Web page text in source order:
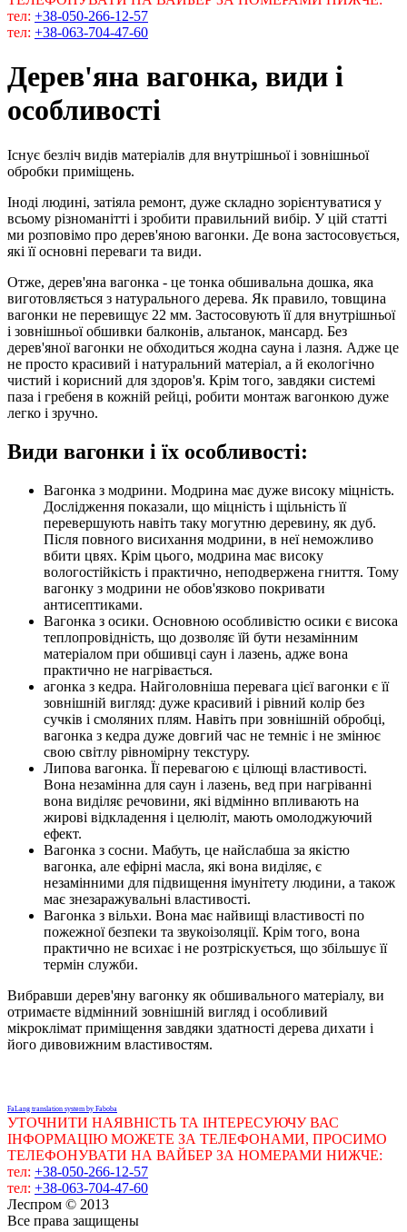
тел: +38-050-266-12-57
тел: +38-063-704-47-60
Дерев'яна вагонка, види і
особливості
Існує безліч видів матеріалів для внутрішньої і зовнішньої
обробки приміщень.
Іноді людині, затіяла ремонт, дуже складно зорієнтуватися у
всьому різноманітті і зробити правильний вибір. У цій статті
ми розповімо про дерев'яною вагонки. Де вона застосовується,
які її основні переваги та види.
Отже, дерев'яна вагонка - це тонка обшивальна дошка, яка
виготовляється з натурального дерева. Як правило, товщина
вагонки не перевищує 22 мм. Застосовують її для внутрішньої
і зовнішньої обшивки балконів, альтанок, мансард. Без
дерев'яної вагонки не обходиться жодна сауна і лазня. Адже це
не просто красивий і натуральний матеріал, а й екологічно
чистий і корисний для здоров'я. Крім того, завдяки системі
паза і гребеня в кожній рейці, робити монтаж вагонкою дуже
легко і зручно.
Види вагонки і їх особливості:
Вагонка з модрини. Модрина має дуже високу міцність.
Дослідження показали, що міцність і щільність її
перевершують навіть таку могутню деревину, як дуб.
Після повного висихання модрини, в неї неможливо
вбити цвях. Крім цього, модрина має високу
вологостійкість і практично, неподвержена гниття. Тому
вагонку з модрини не обов'язково покривати
антисептиками.
Вагонка з осики. Основною особливістю осики є висока
теплопровідність, що дозволяє їй бути незамінним
матеріалом при обшивці саун і лазень, адже вона
практично не нагрівається.
агонка з кедра. Найголовніша перевага цієї вагонки є її
зовнішній вигляд: дуже красивий і рівний колір без
сучків і смоляних плям. Навіть при зовнішній обробці,
вагонка з кедра дуже довгий час не темніє і не змінює
свою світлу рівномірну текстуру.
Липова вагонка. Її перевагою є цілющі властивості.
Вона незамінна для саун і лазень, вед при нагріванні
вона виділяє речовини, які відмінно впливають на
жирові відкладення і целюліт, мають омолоджуючий
ефект.
Вагонка з сосни. Мабуть, це найслабша за якістю
вагонка, але ефірні масла, які вона виділяє, є
незамінними для підвищення імунітету людини, а також
має знезаражувальні властивості.
Вагонка з вільхи. Вона має найвищі властивості по
пожежної безпеки та звукоізоляції. Крім того, вона
практично не всихає і не розтріскується, що збільшує її
термін служби.
Вибравши дерев'яну вагонку як обшивального матеріалу, ви
отримаєте відмінний зовнішній вигляд і особливий
мікроклімат приміщення завдяки здатності дерева дихати і
його дивовижним властивостям.
FaLang translation system by Faboba
УТОЧНИТИ НАЯВНІСТЬ ТА ІНТЕРЕСУЮЧУ ВАС
ІНФОРМАЦІЮ МОЖЕТЕ ЗА ТЕЛЕФОНАМИ, ПРОСИМО
ТЕЛЕФОНУВАТИ НА ВАЙБЕР ЗА НОМЕРАМИ НИЖЧЕ:
тел: +38-050-266-12-57
тел: +38-063-704-47-60
Леспром © 2013
Все права защищены